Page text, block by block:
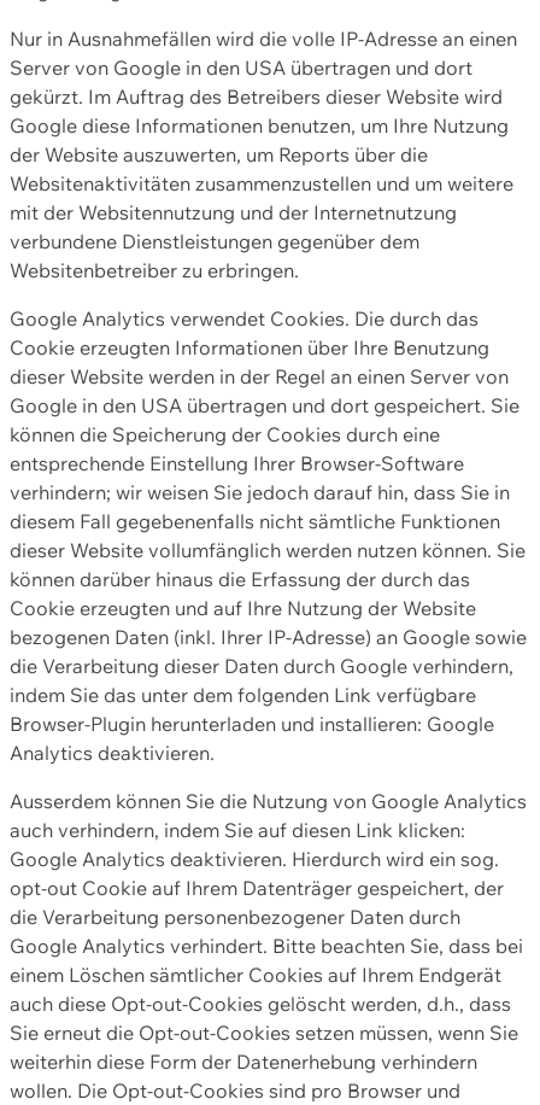
Nur in Ausnahmefällen wird die volle IP-Adresse an einen
Server von Google in den USA übertragen und dort
gekürzt. Im Auftrag des Betreibers dieser Website wird
Google diese Informationen benutzen, um Ihre Nutzung
der Website auszuwerten, um Reports über die
Websitenaktivitäten zusammenzustellen und um weitere
mit der Websitennutzung und der Internetnutzung
verbundene Dienstleistungen gegenüber dem
Websitenbetreiber zu erbringen.
Google Analytics verwendet Cookies. Die durch das
Cookie erzeugten Informationen über Ihre Benutzung
dieser Website werden in der Regel an einen Server von
Google in den USA übertragen und dort gespeichert. Sie
können die Speicherung der Cookies durch eine
entsprechende Einstellung Ihrer Browser-Software
verhindern; wir weisen Sie jedoch darauf hin, dass Sie in
diesem Fall gegebenenfalls nicht sämtliche Funktionen
dieser Website vollumfänglich werden nutzen können. Sie
können darüber hinaus die Erfassung der durch das
Cookie erzeugten und auf Ihre Nutzung der Website
bezogenen Daten (inkl. Ihrer IP-Adresse) an Google sowie
die Verarbeitung dieser Daten durch Google verhindern,
indem Sie das unter dem folgenden Link verfügbare
Browser-Plugin herunterladen und installieren: Google
Analytics deaktivieren.
Ausserdem können Sie die Nutzung von Google Analytics
auch verhindern, indem Sie auf diesen Link klicken:
Google Analytics deaktivieren. Hierdurch wird ein sog.
opt-out Cookie auf Ihrem Datenträger gespeichert, der
die Verarbeitung personenbezogener Daten durch
Google Analytics verhindert. Bitte beachten Sie, dass bei
einem Löschen sämtlicher Cookies auf Ihrem Endgerät
auch diese Opt-out-Cookies gelöscht werden, d.h., dass
Sie erneut die Opt-out-Cookies setzen müssen, wenn Sie
weiterhin diese Form der Datenerhebung verhindern
wollen. Die Opt-out-Cookies sind pro Browser und